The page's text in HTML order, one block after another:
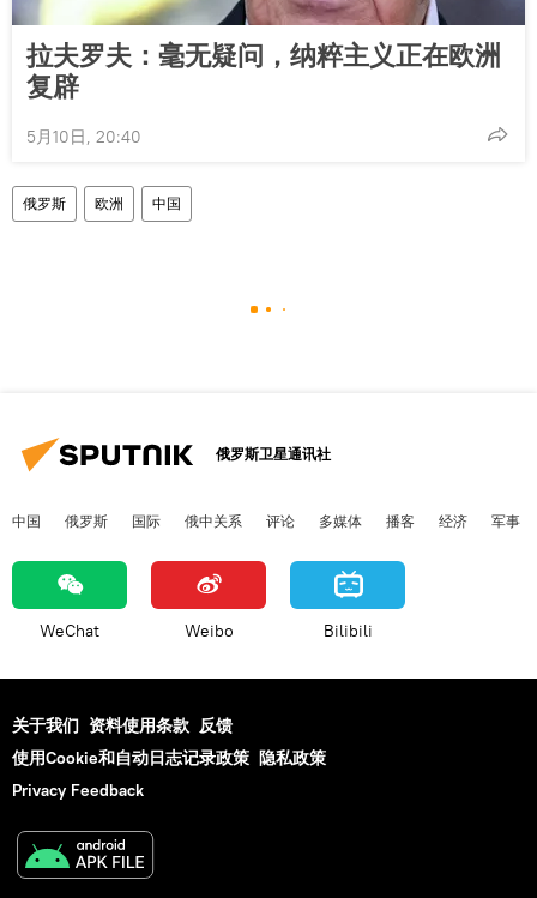
拉夫罗夫：毫无疑问，纳粹主义正在欧洲
复辟
5月10日, 20:40
俄罗斯 欧洲 中国
俄罗斯卫星通讯社
中国 俄罗斯 国际 俄中关系 评论 多媒体 播客 经济 军事
WeChat Weibo Bilibili
关于我们 资料使用条款 反馈
使用Cookie和自动日志记录政策 隐私政策
Privacy Feedback